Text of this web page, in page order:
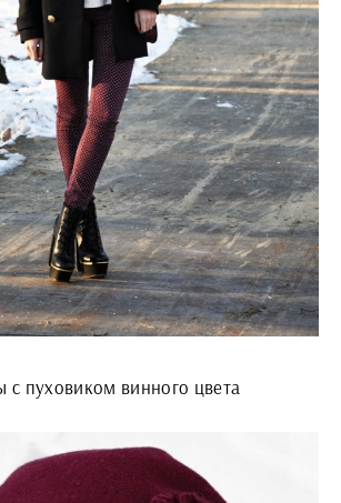
с пуховиком винного цвета